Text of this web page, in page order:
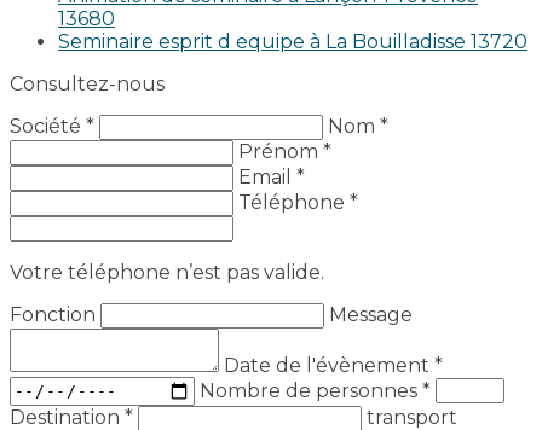
13680
Seminaire esprit d equipe à La Bouilladisse 13720
Consultez-nous
Société *
Nom *
Prénom *
Email *
Téléphone *
Votre téléphone n’est pas valide.
Fonction
Message
Date de l'évènement *
Nombre de personnes *
Destination *
transport